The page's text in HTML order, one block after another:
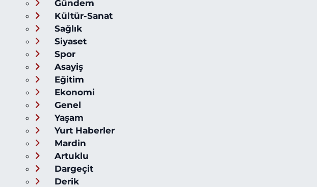
Gündem
Kültür-Sanat
Sağlık
Siyaset
Spor
Asayiş
Eğitim
Ekonomi
Genel
Yaşam
Yurt Haberler
Mardin
Artuklu
Dargeçit
Derik